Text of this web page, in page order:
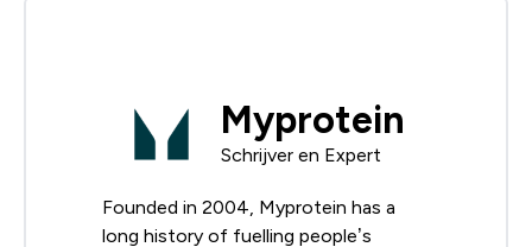
Myprotein
Schrijver en Expert
Founded in 2004, Myprotein has a
long history of fuelling people’s